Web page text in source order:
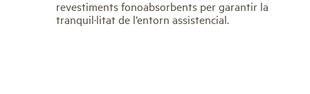
revestiments fonoabsorbents per garantir la
tranquil·litat de l’entorn assistencial.